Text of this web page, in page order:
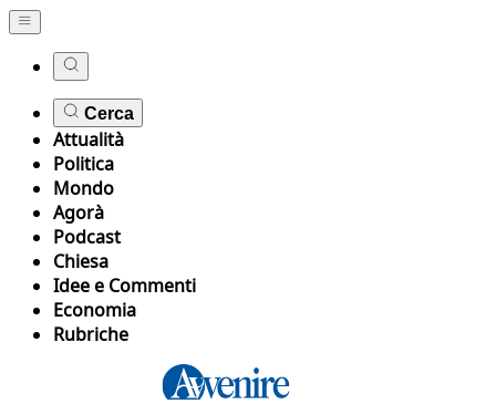
Cerca
Attualità
Politica
Mondo
Agorà
Podcast
Chiesa
Idee e Commenti
Economia
Rubriche